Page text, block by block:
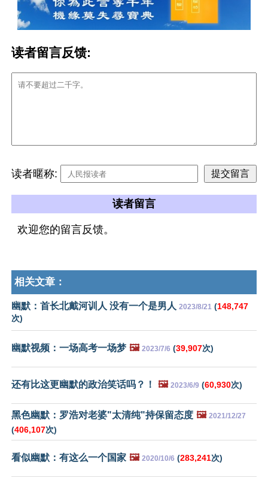
读者留言反馈:
读者暱称:
读者留言
欢迎您的留言反馈。
相关文章：
幽默：首长北戴河训人 没有一个是男人 2023/8/21 (148,747
次)
幽默视频：一场高考一场梦 🖼️ 2023/7/6 (39,907次)
还有比这更幽默的政治笑话吗？！ 🖼️ 2023/6/9 (60,930次)
黑色幽默：罗浩对老婆"太清纯"持保留态度 🖼️ 2021/12/27
(406,107次)
看似幽默：有这么一个国家 🖼️ 2020/10/6 (283,241次)